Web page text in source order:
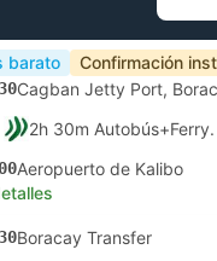
barato Confirmación
Cagban Jetty Port,
Aeropuerto de Kalibo
Boracay Transfer